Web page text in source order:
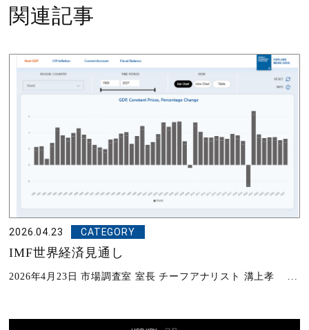
関連記事
2026.04.23 CATEGORY
IMF世界経済見通し
2026年4月23日 市場調査室 室長 チーフアナリスト 溝上孝 ...